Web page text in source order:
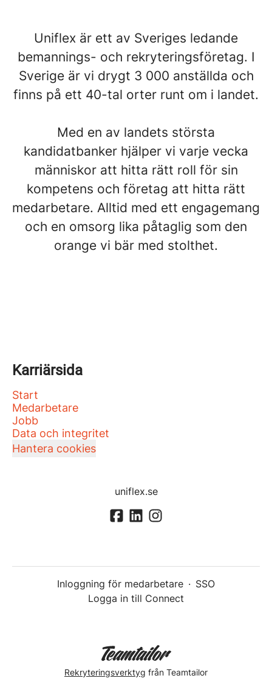
Uniflex är ett av Sveriges ledande
bemannings- och rekryteringsföretag. I
Sverige är vi drygt 3 000 anställda och
finns på ett 40-tal orter runt om i landet.
Med en av landets största
kandidatbanker hjälper vi varje vecka
människor att hitta rätt roll för sin
kompetens och företag att hitta rätt
medarbetare. Alltid med ett engagemang
och en omsorg lika påtaglig som den
orange vi bär med stolthet.
Karriärsida
Start
Medarbetare
Jobb
Data och integritet
Hantera cookies
uniflex.se
Inloggning för medarbetare · SSO
Logga in till Connect
Rekryteringsverktyg från Teamtailor